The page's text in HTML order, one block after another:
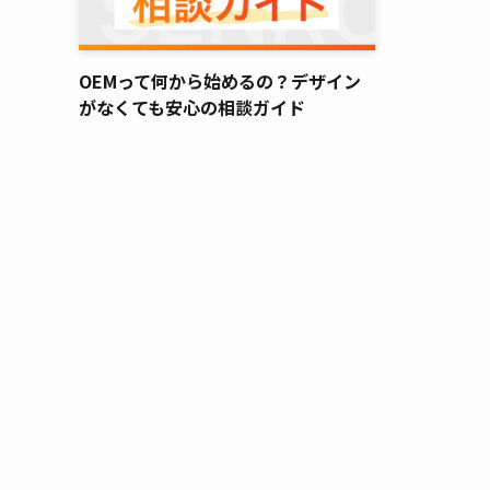
OEMって何から始めるの？デザイン
がなくても安心の相談ガイド